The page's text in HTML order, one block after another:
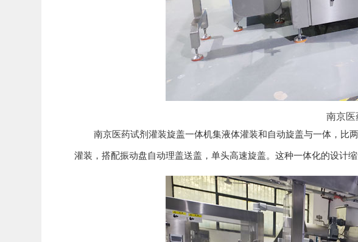
南京医
南京医药试剂灌装旋盖一体机集液体灌装和自动旋盖与一体，比
灌装，搭配振动盘自动理盖送盖，单头高速旋盖。这种一体化的设计